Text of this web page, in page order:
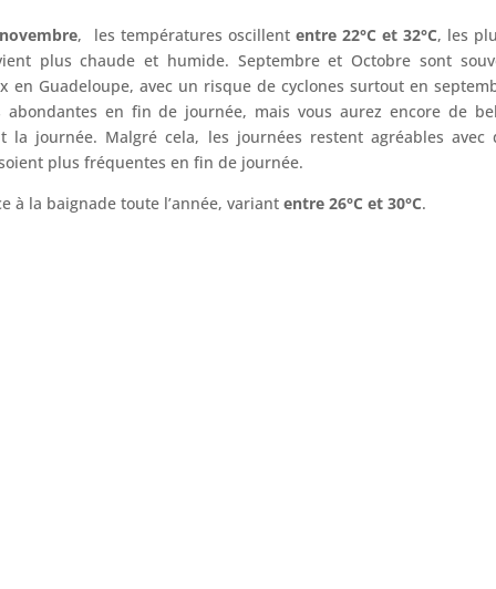
, les températures oscillent entre 22°C et 32°C, les
plus chaude et humide. Septembre et Octobre sont
en Guadeloupe, avec un risque de cyclones surtout en
en fin de journée, mais vous aurez encore de
journée. Malgré cela, les journées restent agréables avec
plus fréquentes en fin de journée.
à la baignade toute l’année, variantentre 26°C et 30°C.